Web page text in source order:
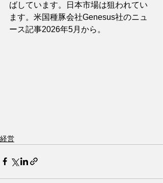
ばしています。日本市場は狙われてい
ます。米国種豚会社Genesus社のニュ
ース記事2026年5月から。
経営